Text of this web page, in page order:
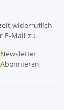
widerruflich
E-Mail zu.
Newsletter
Abonnieren